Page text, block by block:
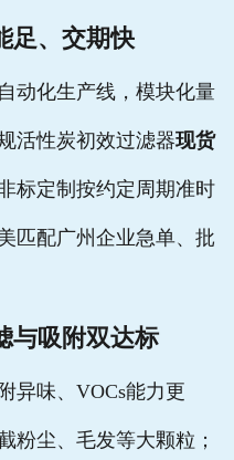
足、交期快
动化生产线，模块化量
活性炭初效过滤器现货
标定制按约定周期准时
匹配广州企业急单、批
与吸附双达标
异味、VOCs能力更
粉尘、毛发等大颗粒；